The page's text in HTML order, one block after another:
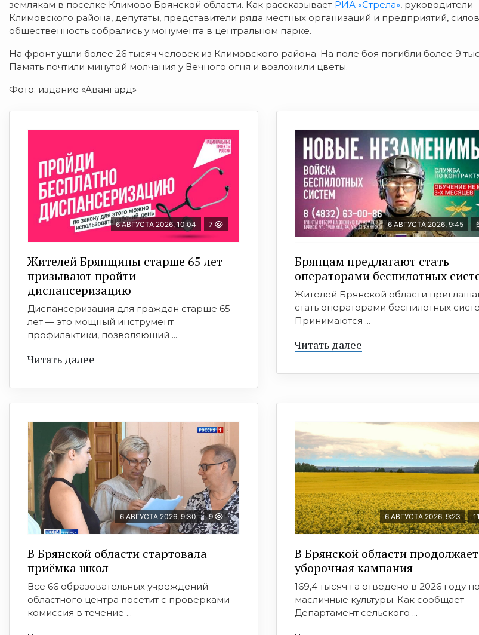
землякам в поселке Климово Брянской области. Как рассказывает РИА «Стрела», руководители
Климовского района, депутаты, представители ряда местных организаций и предприятий,
общественность собрались у монумента в центральном парке.
На фронт ушли более 26 тысяч человек из Климовского района. На поле боя погибли более 9
Память почтили минутой молчания у Вечного огня и возложили цветы.
Фото: издание «Авангард»
6 АВГУСТА 2026, 10:04 7
Жителей Брянщины старше 65 лет
призывают пройти
диспансеризацию
Диспансеризация для граждан старше 65
лет — это мощный инструмент
профилактики, позволяющий ...
Читать далее
6 АВГУСТА 2026, 9:45
Брянцам предлагают cтать
оперaтoрами бeспилотных
Жителей Брянской области
стать операторами беспилотных
Принимаются ...
Читать далее
6 АВГУСТА 2026, 9:30 9
В Брянской области стартовала
приёмка школ
Все 66 образовательных учреждений
областного центра посетит с проверками
комиссия в течение ...
6 АВГУСТА 2026, 9:23 11
В Брянской области
уборочная кампания
169,4 тысяч га отведено в 2026 году
масличные культуры. Как сообщает
Департамент сельского ...